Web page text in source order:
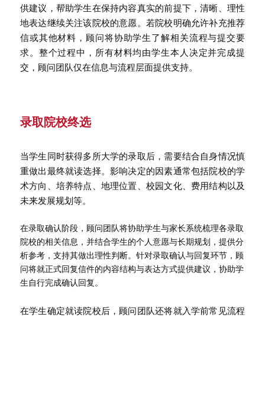
供建议，帮助学生在保持内容真实的前提下，清晰、理性
地表达继续关注该院校的意愿。若院校明确允许补充推荐
信或其他材料，顾问将协助学生了解相关流程与提交要
求。整个过程中，所有材料均由学生本人决定并完成提
交，顾问团队仅在信息与流程层面提供支持。
录取院校终选
当学生同时获得多所大学的录取后，需要结合自身情况慎
重做出最终就读选择。影响决定的因素通常包括院校的学
术方向、培养特点、地理位置、校园文化、费用结构以及
未来发展规划等。
在录取确认阶段，顾问团队将协助学生与家长系统梳理各录取
院校的相关信息，并结合学生的个人意愿与长期规划，提供分
析参考，支持其做出理性判断。针对录取确认与回复环节，顾
问将就正式回复信件的内容结构与表达方式提供建议，协助学
生自行完成确认回复。
在学生确定就读院校后，顾问团队还将就入学前常见流程